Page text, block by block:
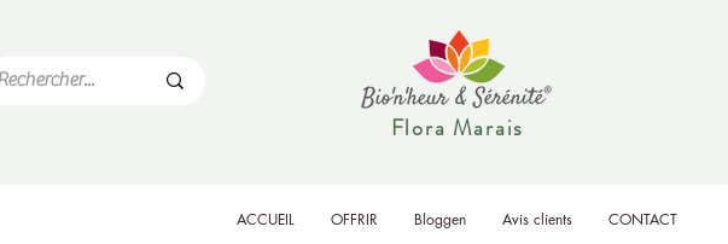
Flora Marais
ACCUEIL OFFRIR Bloggen Avis clients CONTACT